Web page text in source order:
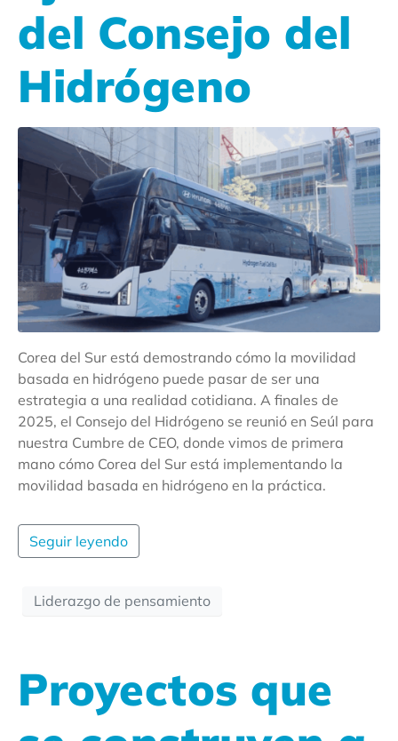
del Consejo del
Hidrógeno
Corea del Sur está demostrando cómo la movilidad
basada en hidrógeno puede pasar de ser una
estrategia a una realidad cotidiana. A finales de
2025, el Consejo del Hidrógeno se reunió en Seúl para
nuestra Cumbre de CEO, donde vimos de primera
mano cómo Corea del Sur está implementando la
movilidad basada en hidrógeno en la práctica.
Seguir leyendo
Liderazgo de pensamiento
Proyectos que